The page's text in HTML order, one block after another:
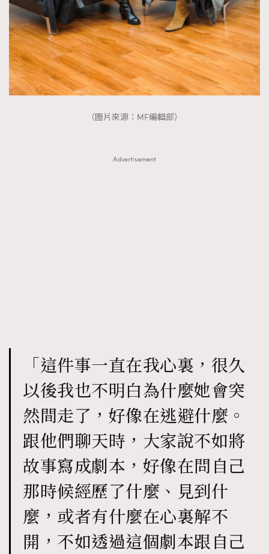
（圖片來源：MF編輯部）
Advertisement
「這件事一直在我心裏，很久
以後我也不明白為什麼她會突
然間走了，好像在逃避什麼。
跟他們聊天時，大家說不如將
故事寫成劇本，好像在問自己
那時候經歷了什麼、見到什
麼，或者有什麼在心裏解不
開，不如透過這個劇本跟自己